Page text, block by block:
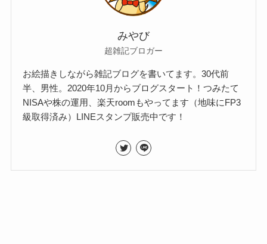
みやび
超雑記ブロガー
お絵描きしながら雑記ブログを書いてます。30代前
半、男性。2020年10月からブログスタート！つみたて
NISAや株の運用、楽天roomもやってます（地味にFP3
級取得済み）LINEスタンプ販売中です！